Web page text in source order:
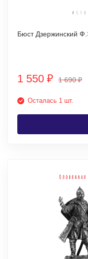
1 550 ₽ 1 690₽
Осталась 1 шт.